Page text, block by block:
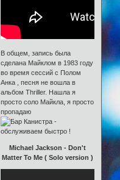
В общем, запись была
сделана Майклом в 1983 году
во время сессий с Полом
Анка , песня не вошла в
альбом Thriller. Нашла я
просто соло Майкла, я просто
пропадаю
Michael Jackson - Don't
Matter To Me ( Solo version )